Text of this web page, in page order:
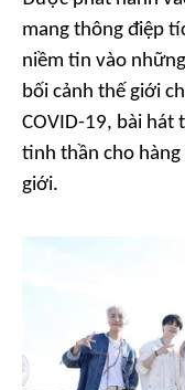
mang thông điệp
niềm tin vào
bối cảnh thế giới
COVID-19, bài hát
tinh thần cho
giới.